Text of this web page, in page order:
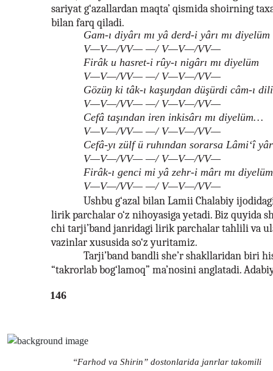
146
sariyat g‘azallardan maqta’ qismida shoirning
bilan farq qiladi.
Gam-ı diyârı mı yâ derd-i yârı mı diyelüm
V—V—/VV— —/ V—V—/VV—
Firâk u hasret-i rûy-ı nigârı mı diyelüm
V—V—/VV— —/ V—V—/VV—
Gözüŋ ki tâk-ı kaşuŋdan düşürdi câm-ı dili
V—V—/VV— —/ V—V—/VV—
Cefâ taşından iren inkisârı mı diyelüm…
V—V—/VV— —/ V—V—/VV—
Cefâ-yı zülf ü ruhından sorarsa Lâmi‘î yâr
V—V—/VV— —/ V—V—/VV—
Firâk-ı genci mi yâ zehr-i mârı mı diyelüm
V—V—/VV— —/ V—V—/VV—
Ushbu g‘azal bilan Lamii Chalabiy
lirik parchalar o‘z nihoyasiga yеtadi. Biz quyida
chi tarji’band janridagi lirik parchalar tahlili va
vazinlar xususida so‘z yuritamiz.
Tarji’band bandli she’r shakllaridan biri
“takrorlab bog‘lamoq” ma’nosini anglatadi.
“Farhod va Shirin” dostonlarida janrlar takomili